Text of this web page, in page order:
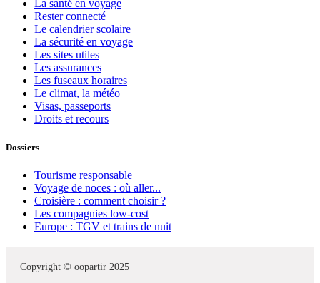
La santé en voyage
Rester connecté
Le calendrier scolaire
La sécurité en voyage
Les sites utiles
Les assurances
Les fuseaux horaires
Le climat, la météo
Visas, passeports
Droits et recours
Dossiers
Tourisme responsable
Voyage de noces : où aller...
Croisière : comment choisir ?
Les compagnies low-cost
Europe : TGV et trains de nuit
Copyright © oopartir 2025